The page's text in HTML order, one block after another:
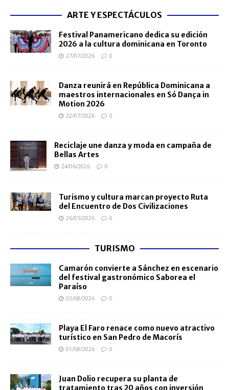
ARTE Y ESPECTÁCULOS
Festival Panamericano dedica su edición
2026 a la cultura dominicana en Toronto
27/07/2026 0
Danza reunirá en República Dominicana a
maestros internacionales en Só Dança in
Motion 2026
22/07/2026 0
Reciclaje une danza y moda en campaña de
Bellas Artes
24/06/2026 0
Turismo y cultura marcan proyecto Ruta
del Encuentro de Dos Civilizaciones
26/05/2026 0
TURISMO
Camarón convierte a Sánchez en escenario
del festival gastronómico Saborea el
Paraíso
03/08/2026 0
Playa El Faro renace como nuevo atractivo
turístico en San Pedro de Macorís
01/08/2026 0
Juan Dolio recupera su planta de
tratamiento tras 20 años con inversión